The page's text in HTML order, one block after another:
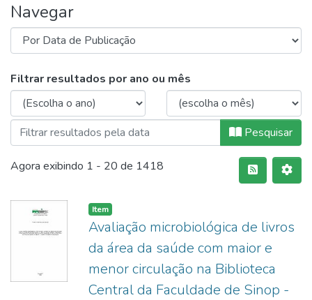
Navegar
Filtrar resultados por ano ou mês
Pesquisar
Agora exibindo 1 - 20 de 1418
Item
Avaliação microbiológica de livros
da área da saúde com maior e
menor circulação na Biblioteca
Central da Faculdade de Sinop -